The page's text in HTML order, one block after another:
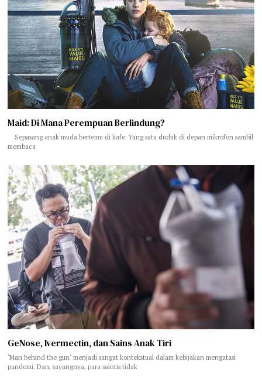
Maid: Di Mana Perempuan Berlindung?
Sepasang anak muda bertemu di kafe. Yang satu duduk di depan mikrofon sambil
membaca
GeNose, Ivermectin, dan Sains Anak Tiri
‘Man behind the gun‘ menjadi sangat kontekstual dalam kebijakan mengatasi
pandemi. Dan, sayangnya, para saintis tidak